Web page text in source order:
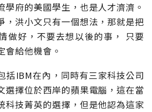
學府的美國學生，也是人才濟濟。
，洪小文只有一個想法，那就是把
做好，不要去想以後的事， 只要
會給他機會。
括IBM在內，同時有三家科技公司
選擇位於西岸的蘋果電腦，這在當
科技菁英的選擇，但是他認為這家